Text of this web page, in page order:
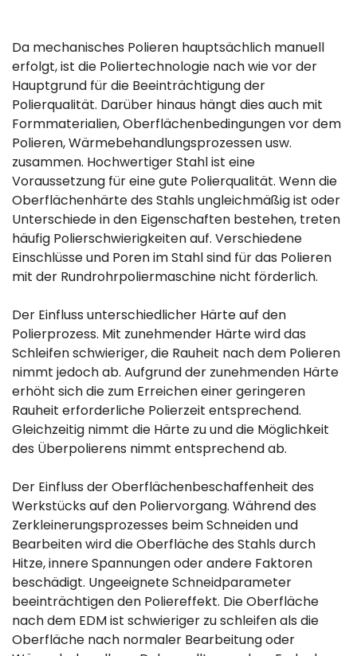
Da mechanisches Polieren hauptsächlich manuell
erfolgt, ist die Poliertechnologie nach wie vor der
Hauptgrund für die Beeinträchtigung der
Polierqualität. Darüber hinaus hängt dies auch mit
Formmaterialien, Oberflächenbedingungen vor dem
Polieren, Wärmebehandlungsprozessen usw.
zusammen. Hochwertiger Stahl ist eine
Voraussetzung für eine gute Polierqualität. Wenn die
Oberflächenhärte des Stahls ungleichmäßig ist oder
Unterschiede in den Eigenschaften bestehen, treten
häufig Polierschwierigkeiten auf. Verschiedene
Einschlüsse und Poren im Stahl sind für das Polieren
mit der Rundrohrpoliermaschine nicht förderlich.
Der Einfluss unterschiedlicher Härte auf den
Polierprozess. Mit zunehmender Härte wird das
Schleifen schwieriger, die Rauheit nach dem Polieren
nimmt jedoch ab. Aufgrund der zunehmenden Härte
erhöht sich die zum Erreichen einer geringeren
Rauheit erforderliche Polierzeit entsprechend.
Gleichzeitig nimmt die Härte zu und die Möglichkeit
des Überpolierens nimmt entsprechend ab.
Der Einfluss der Oberflächenbeschaffenheit des
Werkstücks auf den Poliervorgang. Während des
Zerkleinerungsprozesses beim Schneiden und
Bearbeiten wird die Oberfläche des Stahls durch
Hitze, innere Spannungen oder andere Faktoren
beschädigt. Ungeeignete Schneidparameter
beeinträchtigen den Poliereffekt. Die Oberfläche
nach dem EDM ist schwieriger zu schleifen als die
Oberfläche nach normaler Bearbeitung oder